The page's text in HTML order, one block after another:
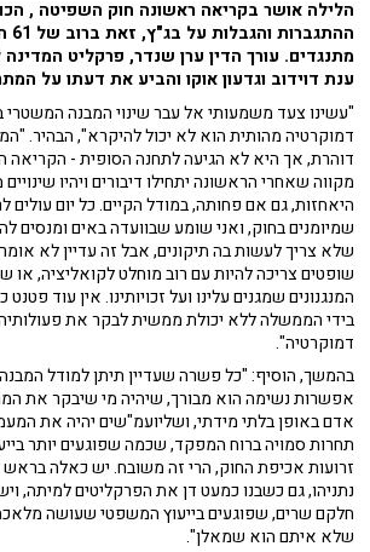
הלילה אושר בקריאה ראשונה חוק השפיטה ,
מתנגדים. עורך הדין ערן שנדר, פרקליט
ענת דוידוב וגדעון אוקו והביע את דעתו על
"עשינו צעד משמעותי אל עבר שינוי המבנה המשטרי
דמוקרטיה מהותית הוא לא יכול להיקרא", הבהיר.
דוהרת, אך היא לא הגיעה לתחנה הסופית - הקריאה
מקווה שאחרי הראשונה יתחילו דיבורים ויהיו
היאחזות, גם אם פחותה, במודל הקיים. כל יום עולים
שמיומנים בחוק, ואני שומע שבוועדה באים ומנסים
שלא צריך לעשות בה תיקונים, אבל זה עדיין לא
שופטים צריכה להיות עם רוב מוחלט לקואליציה, או
המנגנונים שמגנים עלינו ועל זכויותינו. אין עוד
בידי הממשלה ללא יכולת ממשית לבקר את פעולותיה
דמוקרטיה".
בהמשך, הוסיף: "כל פשרה שעדיין תיתן למודל
אפשרות נשימה הוא מבורך, שיהיה מי שיבקר את
אדם באופן בלתי מידתי, ושליועמ"שים יהיה את
תחרות סמויה ברוח המפקד, שכמה שפוגעים יותר
זרועות אכיפת החוק, הרי זה משובח. יש כאלה
נתניהו, גם כשבנו כמעט דן את הפרקליטים למיתה,
חלקם שרים, שפוגעים בייעוץ המשפטי שעושה
שלא איתם הוא שמאלן".